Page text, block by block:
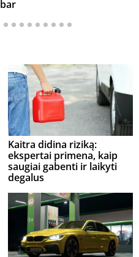
Kaitra didina riziką:
ekspertai primena, kaip
saugiai gabenti ir laikyti
degalus